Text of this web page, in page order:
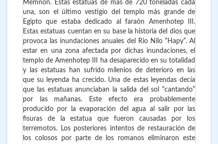
Memnón. Estas estatuas de más de 720 toneladas cada
una, son el último vestigio del templo más grande de
Egipto que estaba dedicado al faraón Amenhotep III.
Estas estatuas cuentan en su base la historia del dios que
provoca las inundaciones anuales del Rio Nilo “Hapy”. Al
estar en una zona afectada por dichas inundaciones, el
templo de Amenhotep III ha desaparecido en su totalidad
y las estatuas han sufrido milenios de deterioro en las
que su leyenda ha crecido. Una de estas leyendas decía
que las estatuas anunciaban la salida del sol “cantando”
por las mañanas. Este efecto era probablemente
producido por la evaporación del agua al salir por las
fisuras de la estatua que fueron causadas por los
terremotos. Los posteriores intentos de restauración de
los colosos por parte de los romanos eliminaron este